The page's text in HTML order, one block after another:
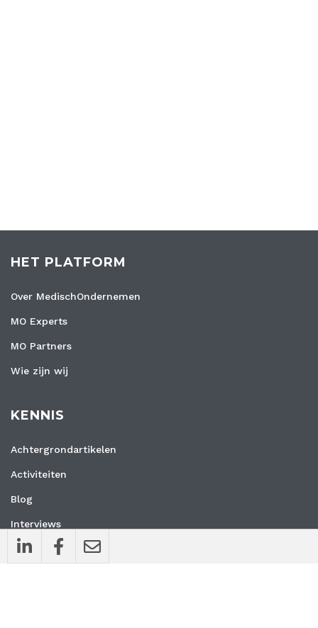
HET PLATFORM
Over MedischOndernemen
MO Experts
MO Partners
Wie zijn wij
KENNIS
Achtergrondartikelen
Activiteiten
Blog
Interviews
Nieuws